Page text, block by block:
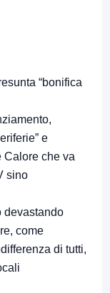
“bonifica
e
Calore che va
sino
devastando
come
di tutti,